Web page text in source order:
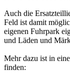
Auch die
Feld ist damit
eigenen Fuhrpark
und Läden und
Mehr dazu ist in
finden: